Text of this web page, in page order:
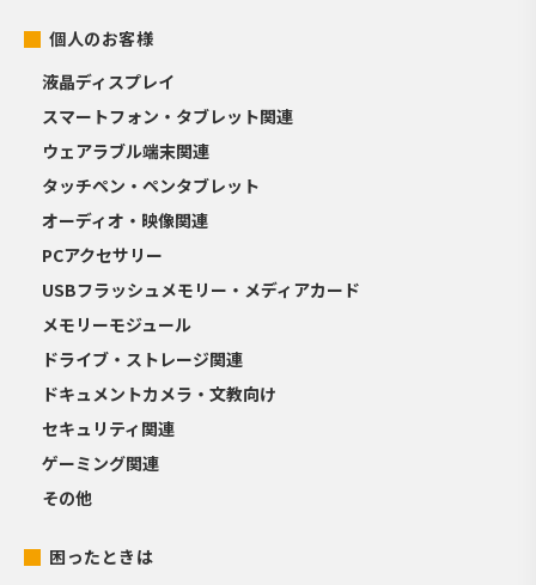
個人のお客様
液晶ディスプレイ
スマートフォン・タブレット関連
ウェアラブル端末関連
タッチペン・ペンタブレット
オーディオ・映像関連
PCアクセサリー
USBフラッシュメモリー・メディアカード
メモリーモジュール
ドライブ・ストレージ関連
ドキュメントカメラ・文教向け
セキュリティ関連
ゲーミング関連
その他
困ったときは